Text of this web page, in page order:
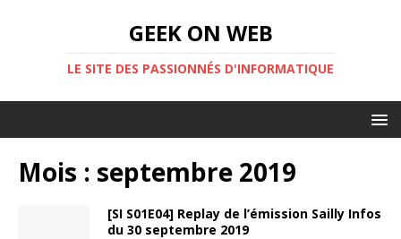
GEEK ON WEB
LE SITE DES PASSIONNÉS D'INFORMATIQUE
Mois : septembre 2019
[SI S01E04] Replay de l’émission Sailly Infos
du 30 septembre 2019